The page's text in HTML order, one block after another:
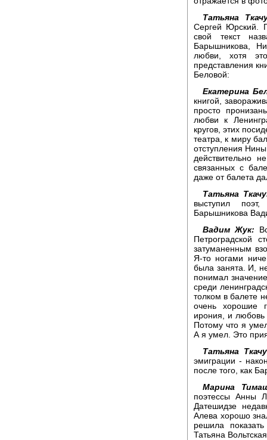
Татьяна
Сергей Юрский.
свой текст
Барышникова,
любви, хотя
представления
Беловой:
Екатерина
книгой,
просто
любви к
кругов, этих
театра, к миру
отступления
действительно
связанных с
даже от балета
Татьяна
выступил
Барышникова
Вадим Жук:
Петроградской
затуманенным
Я-то ногами
была занята. И,
понимал
среди
толком в балете
очень хорошие
ирония, и любовь
Потому что я
А я умел. Это
Татьяна
эмиграции -
после того, как
Марина
поэтессы Анны
Датешидзе
Алева хорошо
решила
Татьяна